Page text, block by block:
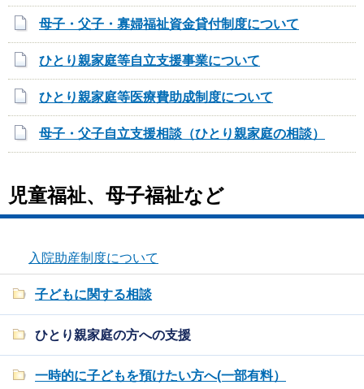
母子・父子・寡婦福祉資金貸付制度について
ひとり親家庭等自立支援事業について
ひとり親家庭等医療費助成制度について
母子・父子自立支援相談（ひとり親家庭の相談）
児童福祉、母子福祉など
入院助産制度について
子どもに関する相談
ひとり親家庭の方への支援
一時的に子どもを預けたい方へ(一部有料）